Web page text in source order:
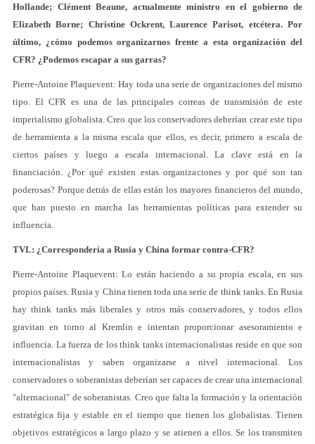
Hollande; Clément Beaune, actualmente ministro en el gobierno de
Elizabeth Borne; Christine Ockrent, Laurence Parisot, etcétera. Por
último, ¿cómo podemos organizarnos frente a esta organización del
CFR? ¿Podemos escapar a sus garras?
Pierre-Antoine Plaquevent: Hay toda una serie de organizaciones del mismo
tipo. El CFR es una de las principales correas de transmisión de este
imperialismo globalista. Creo que los conservadores deberían crear este tipo
de herramienta a la misma escala que ellos, es decir, primero a escala de
ciertos países y luego a escala internacional. La clave está en la
financiación. ¿Por qué existen estas organizaciones y por qué son tan
poderosas? Porque detrás de ellas están los mayores financieros del mundo,
que han puesto en marcha las herramientas políticas para extender su
influencia.
TVL: ¿Correspondería a Rusia y China formar contra-CFR?
Pierre-Antoine Plaquevent: Lo están haciendo a su propia escala, en sus
propios países. Rusia y China tienen toda una serie de think tanks. En Rusia
hay think tanks más liberales y otros más conservadores, y todos ellos
gravitan en torno al Kremlin e intentan proporcionar asesoramiento e
influencia. La fuerza de los think tanks internacionalistas reside en que son
internacionalistas y saben organizarse a nivel internacional. Los
conservadores o soberanistas deberían ser capaces de crear una internacional
"alternacional" de soberanistas. Creo que falta la formación y la orientación
estratégica fija y estable en el tiempo que tienen los globalistas. Tienen
objetivos estratégicos a largo plazo y se atienen a ellos. Se los transmiten